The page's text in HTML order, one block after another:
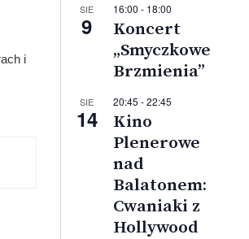
i
SIE
9
16:00 - 18:00
Koncert
„Smyczkowe
Brzmienia”
SIE
14
20:45 -22:45
Kino
Plenerowe
nad
Balatonem:
Cwaniaki z
Hollywood